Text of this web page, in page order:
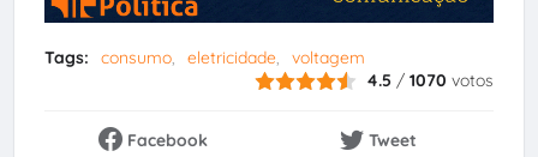
Tags: consumo eletricidade
voltagem
4.5 /1070 votos
Facebook Tweet